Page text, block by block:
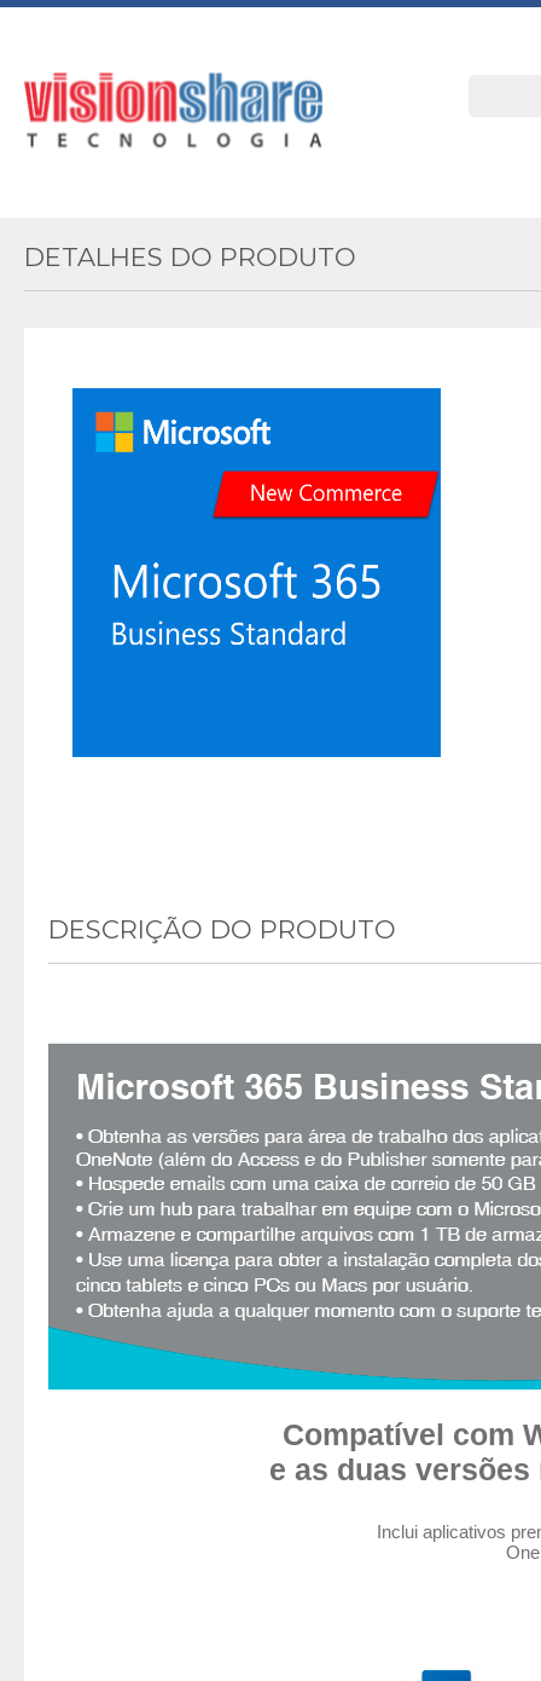
DETALHES DO PRODUTO
DESCRIÇÃO DO PRODUTO
Compatível com
e as duas
Inclui aplicativos